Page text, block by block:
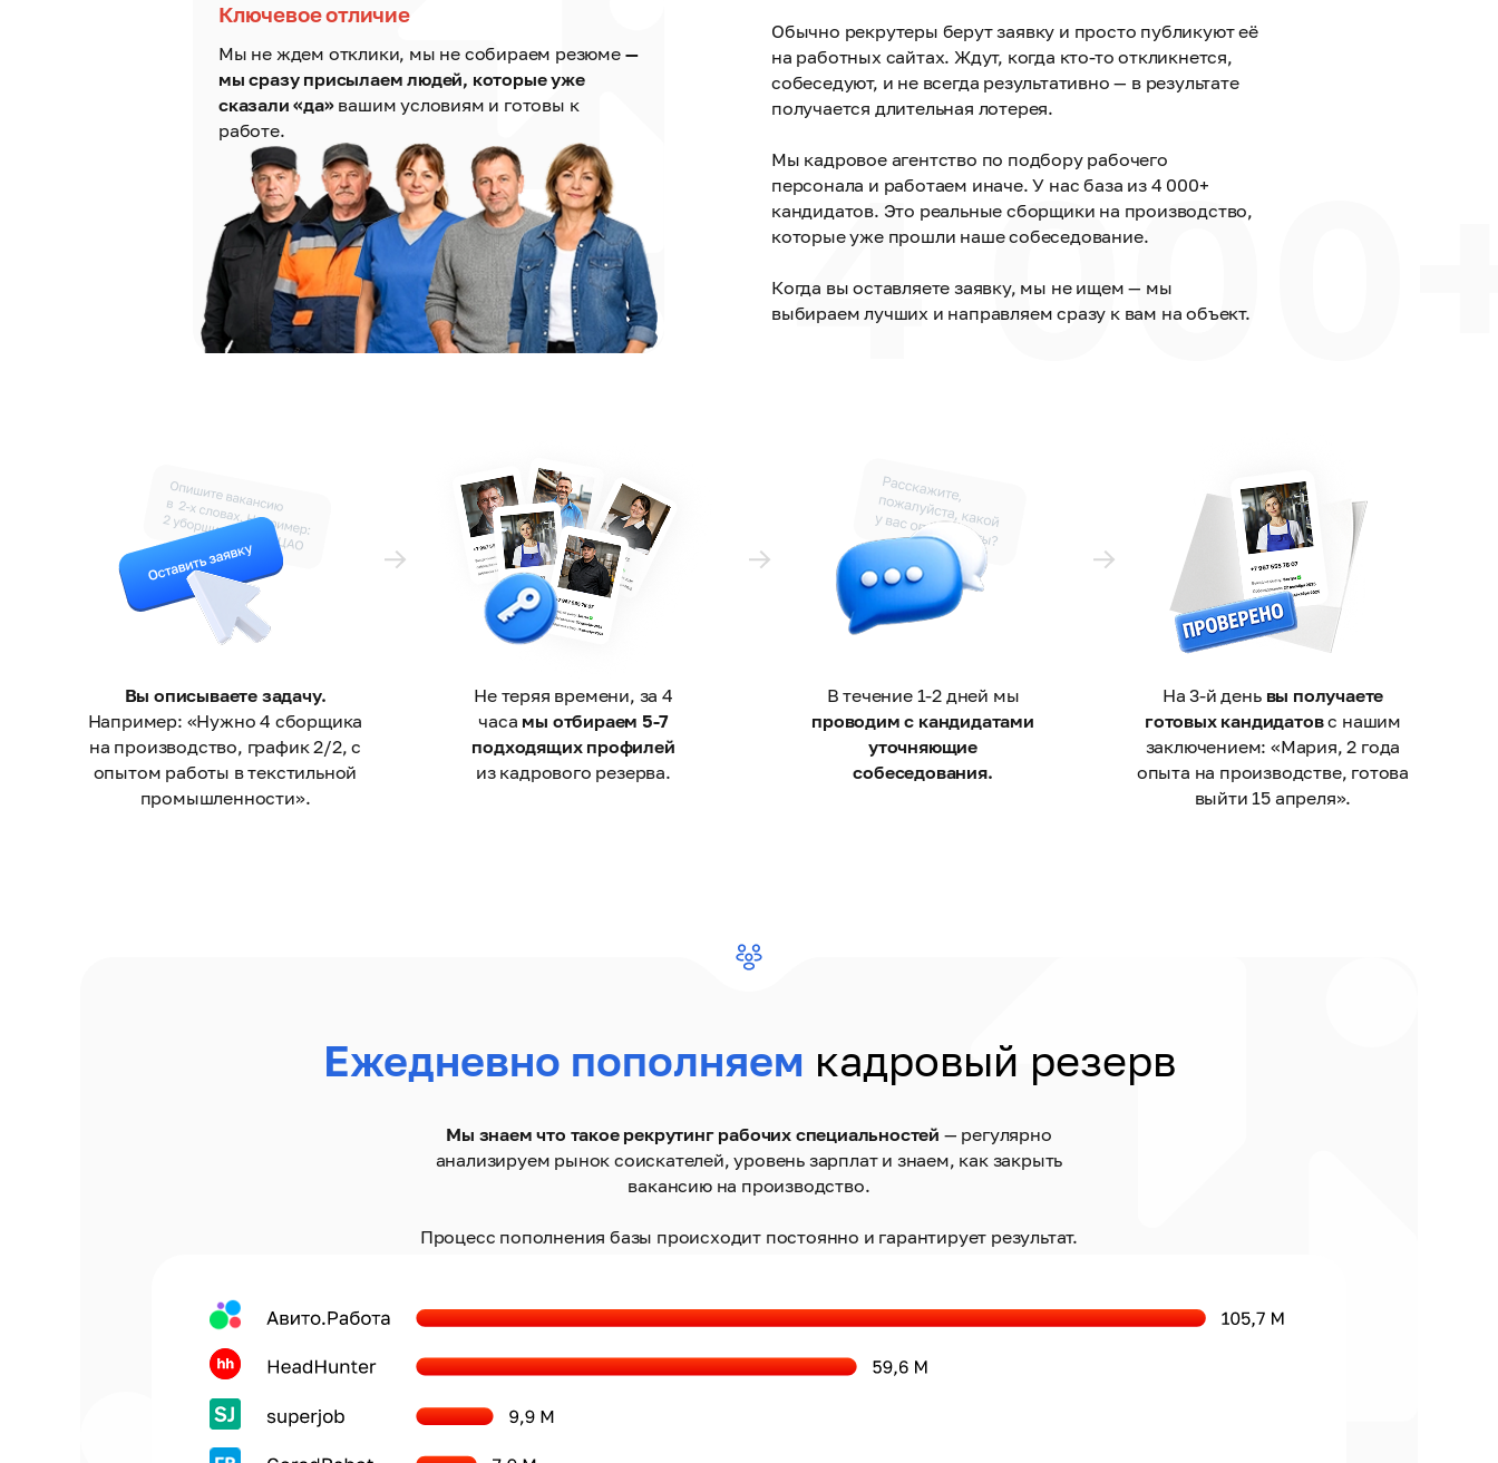
4
Ключевое отличие
Обычно рекрутеры берут заявку и просто публикуют её
на работных сайтах. Ждут, когда кто-то откликнется,
собеседуют, и не всегда результативно — в результате
получается длительная лотерея.
Мы кадровое агентство по подбору рабочего
персонала и работаем иначе. У нас база из 4 000+
кандидатов. Это реальные сборщики на производство,
которые уже прошли наше собеседование.
Когда вы оставляете заявку, мы не ищем — мы
выбираем лучших и направляем сразу к вам на объект.
Мы не ждем отклики, мы не собираем резюме —
мы сразу присылаем людей, которые уже
сказали «да»вашим условиям и готовы к
работе.
На 3-й день вы получаете
готовых кандидатовс нашим
заключением: «Мария, 2 года
опыта на производстве, готова
выйти 15 апреля».
В течение 1-2 дней мы
проводим с кандидатами
уточняющие
собеседования.
Не теряя времени, за 4
часа мы отбираем 5-7
подходящих профилей
из кадрового резерва.
Вы описываете задачу.
Например: «Нужно 4 сборщика
на производство, график 2/2, с
опытом работы в текстильной
промышленности».
Мы знаем что такое рекрутинг рабочих специальностей — регулярно
анализируем рынок соискателей, уровень зарплат и знаем, как закрыть
вакансию на производство.
Процесс пополнения базы происходит постоянно и гарантирует результат.
Ежедневно пополняем кадровый резерв